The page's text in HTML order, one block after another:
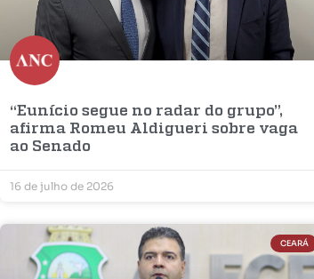
“Eunício segue no radar do grupo”,
afirma Romeu Aldigueri sobre vaga
ao Senado
16 de julho de 2026
CEARÁ